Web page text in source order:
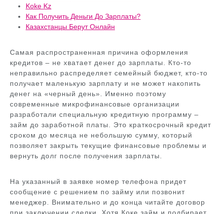
Koke Kz
Как Получить Деньги До Зарплаты?
Казахстанцы Берут Онлайн
Самая распространенная причина оформления
кредитов – не хватает денег до зарплаты. Кто-то
неправильно распределяет семейный бюджет, кто-то
получает маленькую зарплату и не может накопить
денег на «черный день». Именно поэтому
современные микрофинансовые организации
разработали специальную кредитную программу –
займ до заработной платы. Это краткосрочный кредит
сроком до месяца не небольшую сумму, который
позволяет закрыть текущие финансовые проблемы и
вернуть долг после получения зарплаты.
На указанный в заявке номер телефона придет
сообщение с решением по займу или позвонит
менеджер. Внимательно и до конца читайте договор